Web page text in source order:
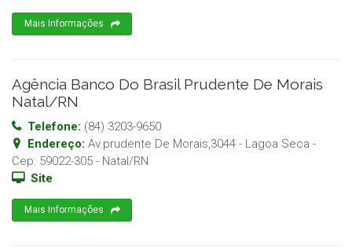
Mais Informações
Agência Banco Do Brasil Prudente De Morais
Natal/RN
Telefone: (84) 3203-9650
Endereço: Av.prudente De Morais,3044 - Lagoa Seca -
Cep: 59022-305 - Natal/RN
Site
Mais Informações